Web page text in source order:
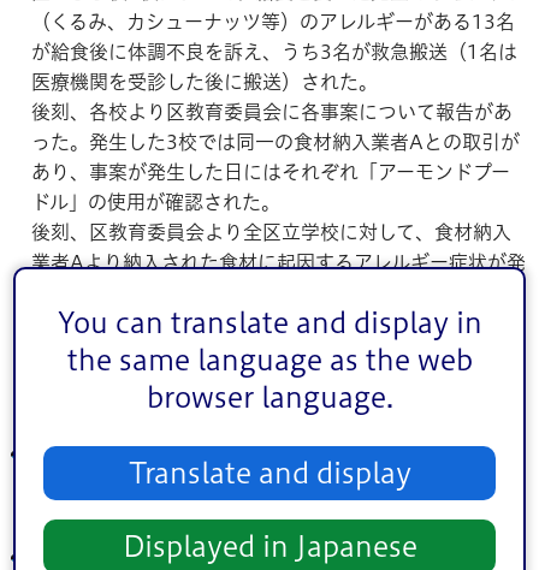
You can translate and display in
the same language as the web
browser language.
Translate and display
Displayed in Japanese
（くるみ、カシューナッツ等）のアレルギーがある13名
が給食後に体調不良を訴え、うち3名が救急搬送（1名は
医療機関を受診した後に搬送）された。
後刻、各校より区教育委員会に各事案について報告があ
った。発生した3校では同一の食材納入業者Aとの取引が
あり、事案が発生した日にはそれぞれ「アーモンドプー
ドル」の使用が確認された。
後刻、区教育委員会より全区立学校に対して、食材納入
業者Aより納入された食材に起因するアレルギー症状が発
せて、事案の発生した小学校では全保護者に対して、給
食に起因するアレルギー症状が発症している可能性があ
ること、および児童の健康状態の観察を促す連絡を行っ
2月2日
食材納入業者Aに対して給食の成分検査の実施を依頼。調
査には2週間程度かかる見込みとの報告あり。
2月6日